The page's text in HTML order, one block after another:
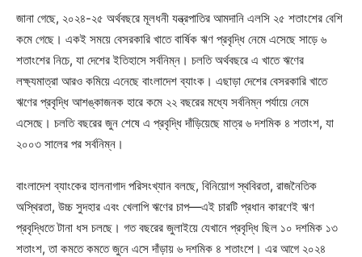
জানা গেছে, ২০২৪-২৫ অর্থবছরে মূলধনী যন্ত্রপাতির আমদানি এলসি ২৫ শতাংশের বেশি
কমে গেছে। একই সময়ে বেসরকারি খাতে বার্ষিক ঋণ প্রবৃদ্ধি নেমে এসেছে সাড়ে ৬
শতাংশের নিচে, যা দেশের ইতিহাসে সর্বনিম্ন। চলতি অর্থবছরে এ খাতে ঋণের
লক্ষ্যমাত্রা আরও কমিয়ে এনেছে বাংলাদেশ ব্যাংক। এছাড়া দেশের বেসরকারি খাতে
ঋণের প্রবৃদ্ধি আশঙ্কাজনক হারে কমে ২২ বছরের মধ্যে সর্বনিম্ন পর্যায়ে নেমে
এসেছে। চলতি বছরের জুন শেষে এ প্রবৃদ্ধি দাঁড়িয়েছে মাত্র ৬ দশমিক ৪ শতাংশ, যা
২০০৩ সালের পর সর্বনিম্ন।
বাংলাদেশ ব্যাংকের হালনাগাদ পরিসংখ্যান বলছে, বিনিয়োগ স্থবিরতা, রাজনৈতিক
অস্থিরতা, উচ্চ সুদহার এবং খেলাপি ঋণের চাপ—এই চারটি প্রধান কারণেই ঋণ
প্রবৃদ্ধিতে টানা ধস চলছে। গত বছরের জুলাইয়ে যেখানে প্রবৃদ্ধি ছিল ১০ দশমিক ১৩
শতাংশ, তা কমতে কমতে জুনে এসে দাঁড়ায় ৬ দশমিক ৪ শতাংশে। এর আগে ২০২৪